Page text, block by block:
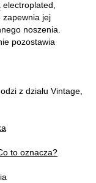
zapewnia jej
noszenia.
pozostawia
z działu Vintage,
to oznacza?